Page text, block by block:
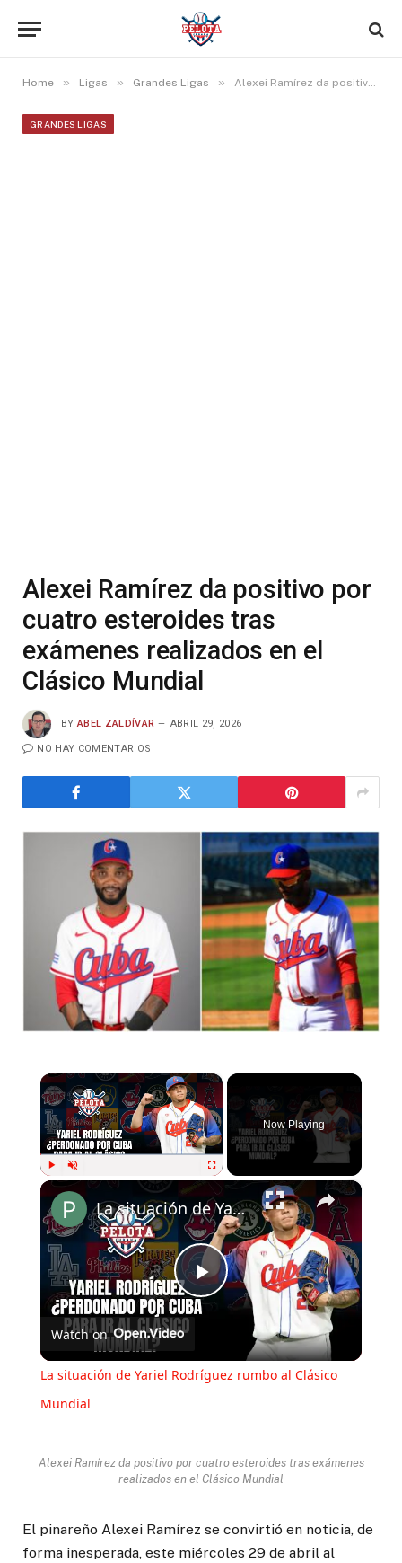
Home » Ligas » Grandes Ligas » Alexei Ramírez da positivo por cuatro esteroides tras exámenes realizados en el Clásico Mundial
GRANDES LIGAS
Alexei Ramírez da positivo por
cuatro esteroides tras
exámenes realizados en el
Clásico Mundial
BY ABEL ZALDÍVAR ABRIL 29, 2026
NO HAY COMENTARIOS
×
Play Fullscreen
Now Playing
×
Play
Video
La situación de Yariel Rodríguez rumbo al Clásico Mundial
Watch on
La situación de Yariel Rodríguez rumbo al Clásico
Mundial
Alexei Ramírez da positivo por cuatro esteroides tras exámenes
realizados en el Clásico Mundial
El pinareño Alexei Ramírez se convirtió en noticia, de
forma inesperada, este miércoles 29 de abril al